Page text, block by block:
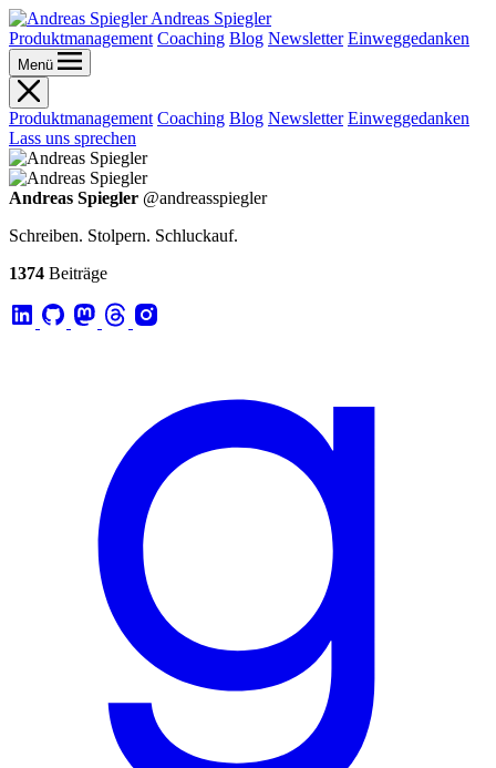
Andreas Spiegler
Produktmanagement Coaching Blog Newsletter Einweggedanken
Menü
Produktmanagement Coaching Blog Newsletter Einweggedanken
Lass uns sprechen
Andreas Spiegler @andreasspiegler
Schreiben. Stolpern. Schluckauf.
1374 Beiträge